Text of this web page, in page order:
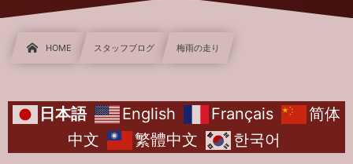
HOME スタッフブログ 梅雨の走り
日本語 English Français
简体
中文
繁體中文 한국어